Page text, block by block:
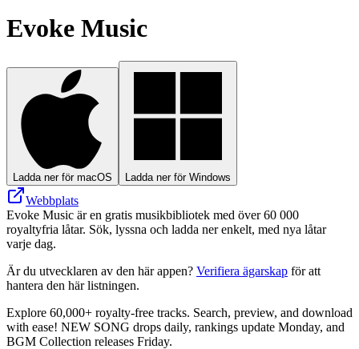
Evoke Music
Ladda ner för macOS Ladda ner för Windows
Webbplats
Evoke Music är en gratis musikbibliotek med över 60 000
royaltyfria låtar. Sök, lyssna och ladda ner enkelt, med nya låtar
varje dag.
Är du utvecklaren av den här appen? Verifiera ägarskap för att
hantera den här listningen.
Explore 60,000+ royalty-free tracks. Search, preview, and download
with ease! NEW SONG drops daily, rankings update Monday, and
BGM Collection releases Friday.